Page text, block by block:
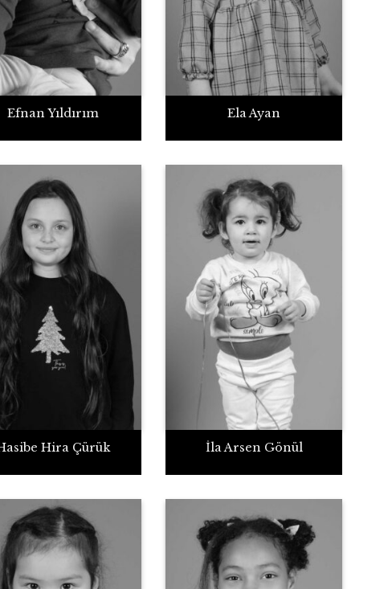
Efnan Yıldırım Ela Ayan
Hira Çürük İla Arsen Gönül